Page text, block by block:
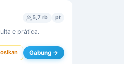
5,7 rb pt
e prática.
Gabung →